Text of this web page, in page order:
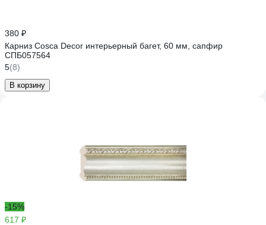
380 ₽
Карниз Cosca Decor интерьерный багет, 60 мм, сапфир
СПБ057564
5(8)
В корзину
-15%
617 ₽